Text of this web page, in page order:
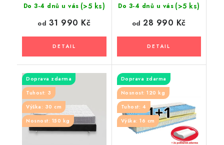
Do 3-4 dnů u vás (>5 ks)
od 31 990 Kč
Do 3-4 dnů u vás (>5 ks)
od 28 990 Kč
Doprava zdarma
Tuhost: 3
Výška: 30 cm
Nosnost: 150 kg
Doprava zdarma
Nosnost: 120 kg
Tuhost: 4
Výška: 16 cm